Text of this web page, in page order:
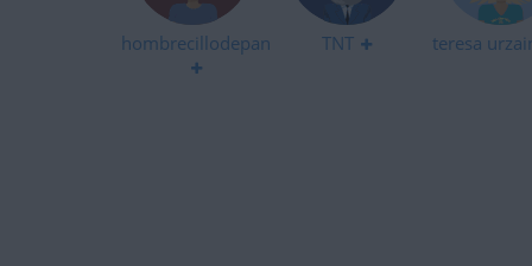
hombrecillodepan TNT teresa